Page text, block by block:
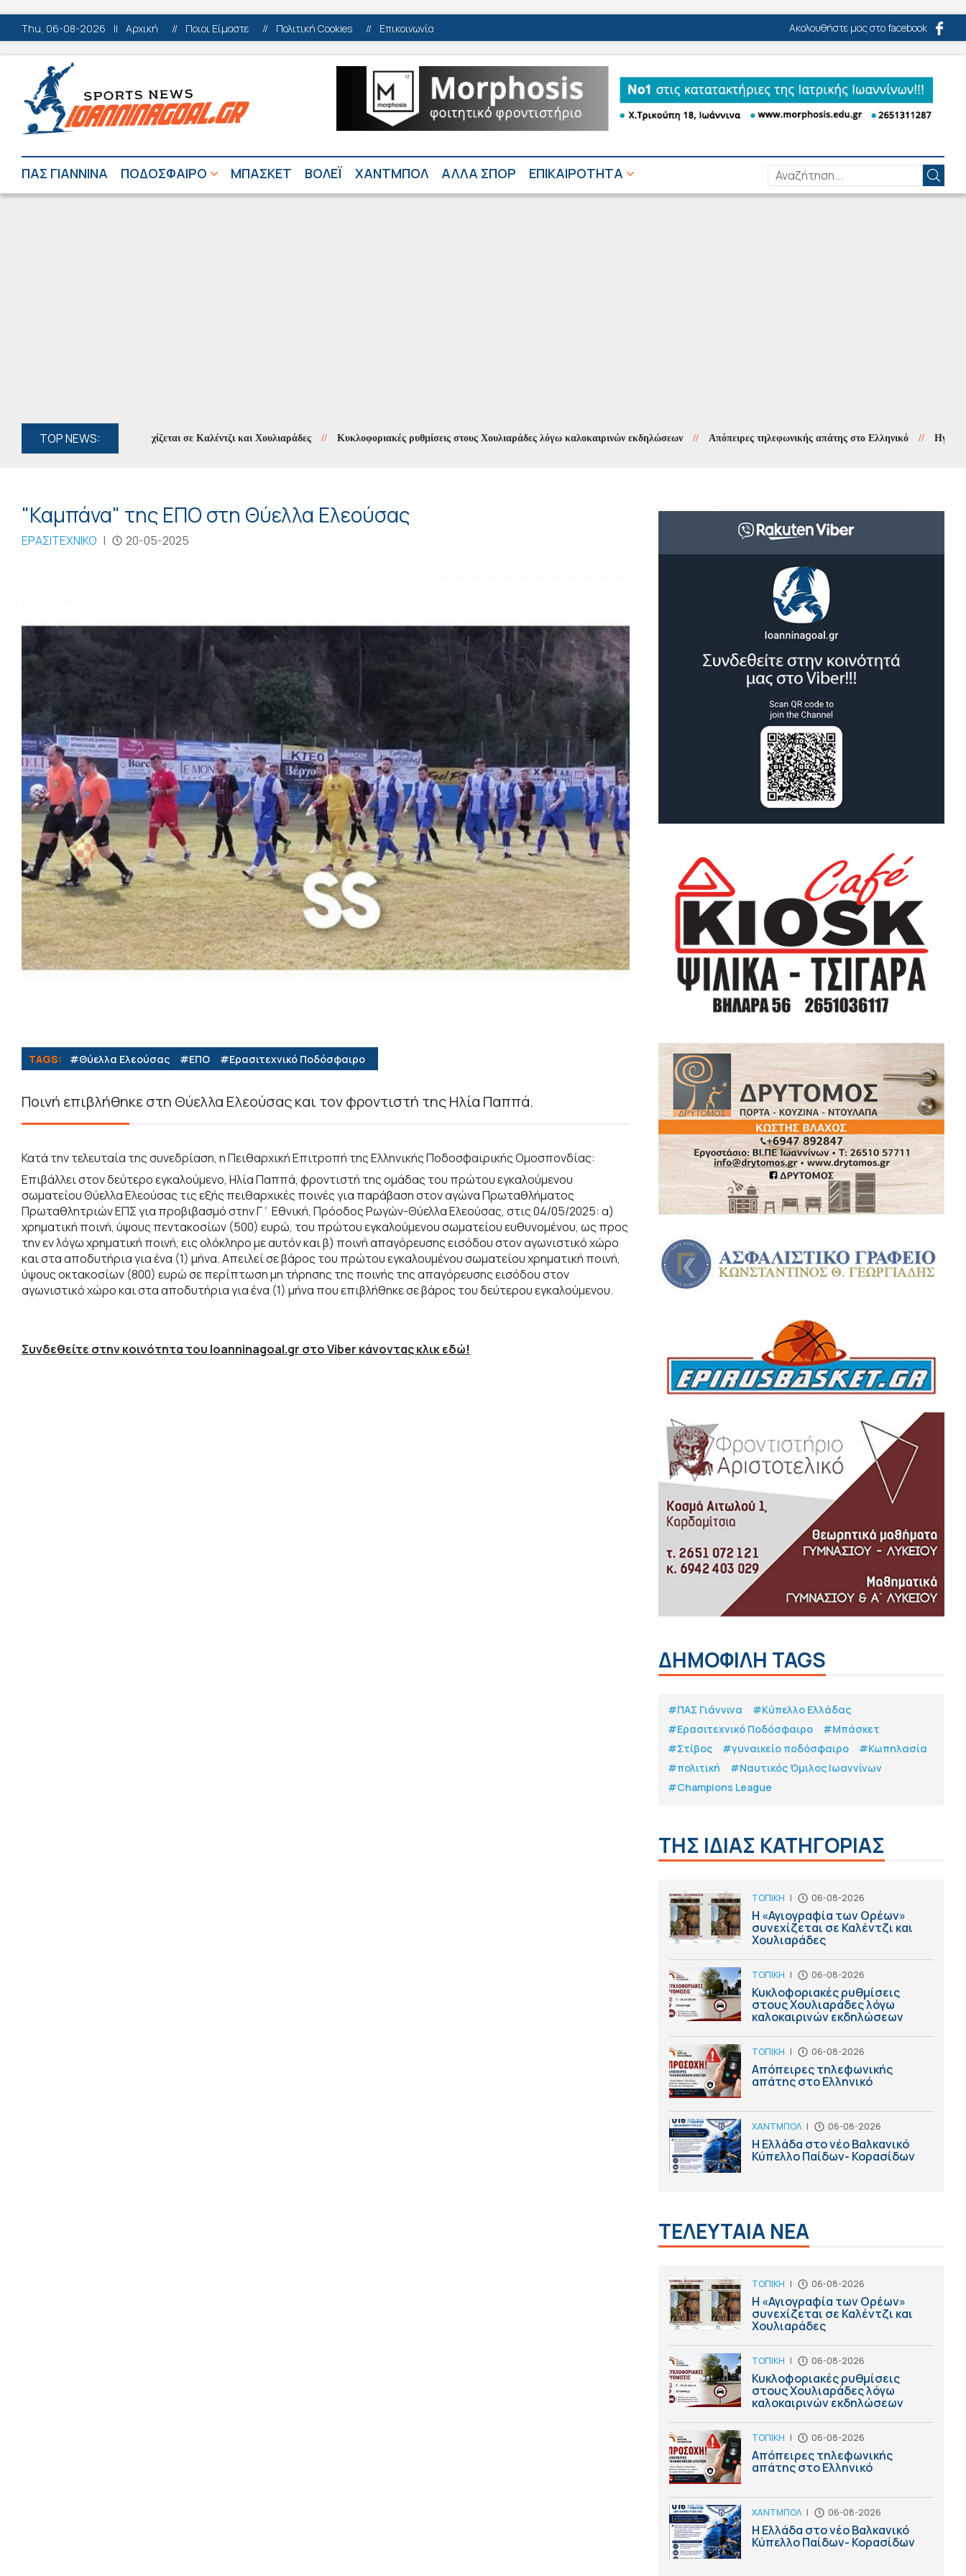
Thu, 06-08-2026 || Αρχική // Ποιοι Είμαστε // Πολιτική Cookies // Επικοινωνία Ακολουθήστε μας στο facebook
ΠΑΣ ΓΙΑΝΝΙΝΑ ΠΟΔΟΣΦΑΙΡΟ ΜΠΑΣΚΕΤ ΒΟΛΕΪ ΧΑΝΤΜΠΟΛ ΑΛΛΑ ΣΠΟΡ ΕΠΙΚΑΙΡΟΤΗΤΑ
TOP NEWS:
των Ορέων» συνεχίζεται σε Καλέντζι και Χουλιαράδες // Κυκλοφοριακές ρυθμίσεις στους Χουλιαράδες λόγω καλοκαιρινών εκδηλώσεων // Απόπειρες τηλεφωνικής απάτης στο Ελληνικό // Ηγουμενίτσα:
"Καμπάνα" της ΕΠΟ στη Θύελλα Ελεούσας
ΕΡΑΣΙΤΕΧΝΙΚΟ | 20-05-2025
TAGS: #Θύελλα Ελεούσας #ΕΠΟ #Eρασιτεχνικό Ποδόσφαιρο
Ποινή επιβλήθηκε στη Θύελλα Ελεούσας και τον φροντιστή της Ηλία Παππά.
Κατά την τελευταία της συνεδρίαση, η Πειθαρχική Επιτροπή της Ελληνικής Ποδοσφαιρικής Ομοσπονδίας:
Επιβάλλει στον δεύτερο εγκαλούμενο, Ηλία Παππά, φροντιστή της ομάδας του πρώτου εγκαλούμενου
σωματείου Θύελλα Ελεούσας τις εξής πειθαρχικές ποινές για παράβαση στον αγώνα Πρωταθλήματος
Πρωταθλητριών ΕΠΣ για προβιβασμό στην Γ΄ Εθνική, Πρόοδος Ρωγών-Θύελλα Ελεούσας, στις 04/05/2025: α)
χρηματική ποινή, ύψους πεντακοσίων (500) ευρώ, του πρώτου εγκαλούμενου σωματείου ευθυνομένου, ως προς
την εν λόγω χρηματική ποινή, εις ολόκληρο με αυτόν και β) ποινή απαγόρευσης εισόδου στον αγωνιστικό χώρο
και στα αποδυτήρια για ένα (1) μήνα. Απειλεί σε βάρος του πρώτου εγκαλουμένου σωματείου χρηματική ποινή,
ύψους οκτακοσίων (800) ευρώ σε περίπτωση μη τήρησης της ποινής της απαγόρευσης εισόδου στον
αγωνιστικό χώρο και στα αποδυτήρια για ένα (1) μήνα που επιβλήθηκε σε βάρος του δεύτερου εγκαλούμενου.
Συνδεθείτε στην κοινότητα του Ioanninagoal.gr στο Viber κάνοντας κλικ εδώ!
ΔΗΜΟΦΙΛΗ TAGS
#ΠΑΣ Γιάννινα
#Κύπελλο Ελλάδας
#Eρασιτεχνικό Ποδόσφαιρο
#Μπάσκετ
#Στίβος
#γυναικείο ποδόσφαιρο
#Κωπηλασία
#πολιτική
#Ναυτικός Όμιλος Ιωαννίνων
#Champions League
ΤΗΣ ΙΔΙΑΣ ΚΑΤΗΓΟΡΙΑΣ
ΤΟΠΙΚΗ | 06-08-2026
Η «Αγιογραφία των Ορέων»
συνεχίζεται σε Καλέντζι και
Χουλιαράδες
ΤΟΠΙΚΗ | 06-08-2026
Κυκλοφοριακές ρυθμίσεις
στους Χουλιαράδες λόγω
καλοκαιρινών εκδηλώσεων
ΤΟΠΙΚΗ | 06-08-2026
Απόπειρες τηλεφωνικής
απάτης στο Ελληνικό
ΧΑΝΤΜΠΟΛ | 06-08-2026
Η Ελλάδα στο νέο Βαλκανικό
Κύπελλο Παίδων- Κορασίδων
ΤΕΛΕΥΤΑΙΑ ΝΕΑ
ΤΟΠΙΚΗ | 06-08-2026
Η «Αγιογραφία των Ορέων»
συνεχίζεται σε Καλέντζι και
Χουλιαράδες
ΤΟΠΙΚΗ | 06-08-2026
Κυκλοφοριακές ρυθμίσεις
στους Χουλιαράδες λόγω
καλοκαιρινών εκδηλώσεων
ΤΟΠΙΚΗ | 06-08-2026
Απόπειρες τηλεφωνικής
απάτης στο Ελληνικό
ΧΑΝΤΜΠΟΛ | 06-08-2026
Η Ελλάδα στο νέο Βαλκανικό
Κύπελλο Παίδων- Κορασίδων